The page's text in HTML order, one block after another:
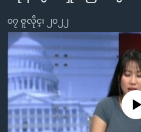
သို့
ကျော်
ကြည့်
ရန်
ပင်မ
အ
ညွန်း
အစ္စရေး-ပါလက်စတိုင်း
ရပ်ဝန်းတခု လမ်းတခု အလွန်
အင်္ဂလိပ်စာလေ့လာမယ်
အမေရိကန်သုံးအီဒီယံ
မကြေးမုံရဲ့ အင်္ဂလိပ်စာ
ရုပ်ရှင်ထဲက အင်္ဂလိပ်စာ
သုတပဒေသာ အင်္ဂလိပ်စာ
အပတ်စဉ်ကဏ္ဍများ
ရေဒီယို
တီဗွီ
ရေဒီယိုနှင့်ရုပ်သံ အချက်အလက်မ
ရေဒီယို/တီဗွီအစီအစဉ်
Learning English
၀၇ ဇူလိုင္၊ ၂၀၂၂
No media source